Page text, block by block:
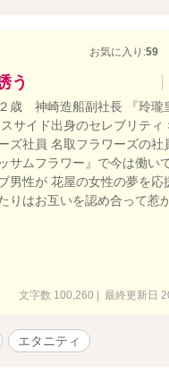
お気に入り:59
う
神崎造船副社長 『玲瓏
スサイド出身のセレブリ
社員 名取フラワーズの社
サムフラワー』で今は働い
男性が 花屋の女性の夢を
りはお互いを認め合って惹
文字数 100,260 | 最終更新日
エタニティ